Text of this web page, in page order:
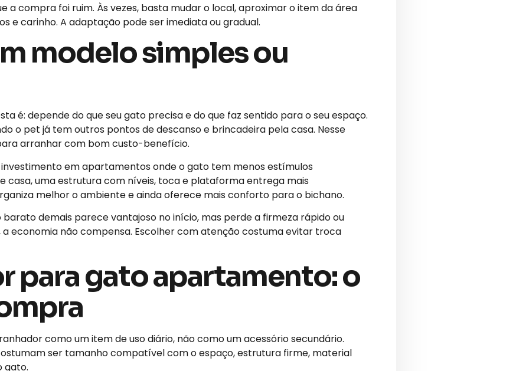
a compra foi ruim. Às vezes, basta mudar o local, aproximar o item da área
e carinho. A adaptação pode ser imediata ou gradual.
modelo simples ou
é: depende do que seu gato precisa e do que faz sentido para o seu espaço.
o pet já tem outros pontos de descanso e brincadeira pela casa. Nesse
arranhar com bom custo-benefício.
em apartamentos onde o gato tem menos estímulos
casa, uma estrutura com níveis, toca e plataforma entrega mais
melhor o ambiente e ainda oferece mais conforto para o bichano.
demais parece vantajoso no início, mas perde a firmeza rápido ou
economia não compensa. Escolher com atenção costuma evitar troca
para gato apartamento: o
como um item de uso diário, não como um acessório secundário.
ser tamanho compatível com o espaço, estrutura firme, material
gato.